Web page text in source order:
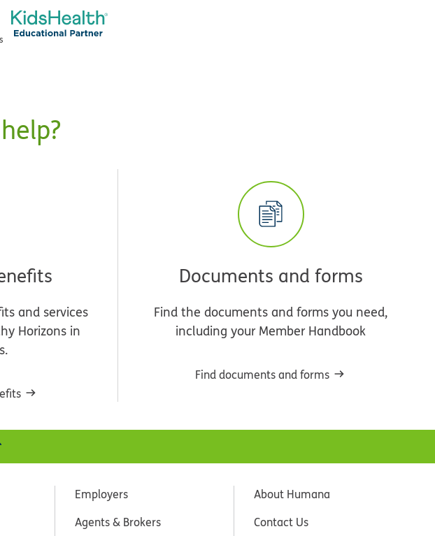
and services
Horizons in
Documents and forms
Find the documents and forms you need,
including your Member Handbook
Find documents and forms
Employers
Agents & Brokers
About Humana
Contact Us